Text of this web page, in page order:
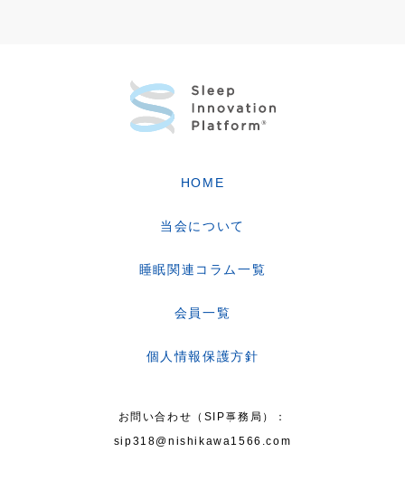
日本生命保険相互会社
HOME
当会について
睡眠関連コラム一覧
会員一覧
個人情報保護方針
お問い合わせ（SIP事務局）：
sip318@nishikawa1566.com